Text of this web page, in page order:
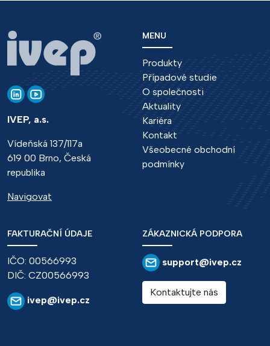
IVEP, a.s.
Vídeňská 137/117a
619 00 Brno, Česká
republika
Navigovat
MENU
Produkty
Případové studie
O společnosti
Aktuality
Kariéra
Kontakt
Všeobecné obchodní
podmínky
FAKTURAČNÍ ÚDAJE
IČO: 00566993
DIČ: CZ00566993
ivep@ivep.cz
ZÁKAZNICKÁ PODPORA
support@ivep.cz
Kontaktujte nás